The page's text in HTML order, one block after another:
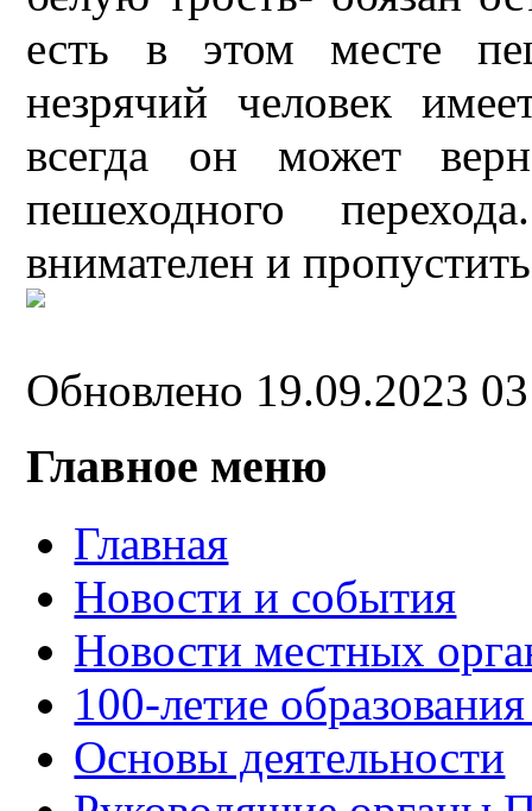
есть в этом месте
незрячий человек
всегда он может
пешеходного
внимателен и
Обновлено 19.09.2023
Главное меню
Главная
Новости и события
Новости местных
100-летие
Основы деятельности